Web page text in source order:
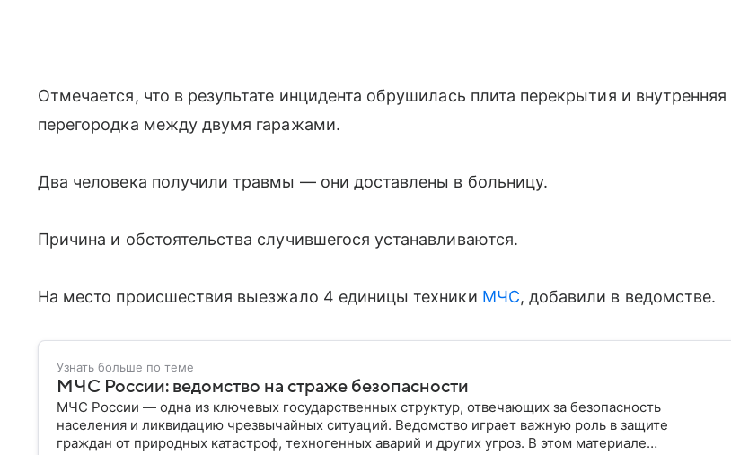
Отмечается, что в результате инцидента обрушилась плита перекрытия и внутренняя
перегородка между двумя гаражами.
Два человека получили травмы — они доставлены в больницу.
Причина и обстоятельства случившегося устанавливаются.
На место происшествия выезжало 4 единицы техники МЧС, добавили в ведомстве.
Узнать больше по теме
МЧС России: ведомство на страже безопасности
МЧС России — одна из ключевых государственных структур, отвечающих за безопасность
населения и ликвидацию чрезвычайных ситуаций. Ведомство играет важную роль в защите
граждан от природных катастроф, техногенных аварий и других угроз. В этом материале